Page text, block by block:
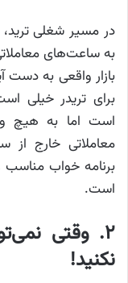
در مسیر شغلی ترید،
به ساعت‌های
بازار واقعی به
است اما به هیچ
معاملاتی خارج
برنامه خواب مناسب
است.
۲. وقتی
نکنید!